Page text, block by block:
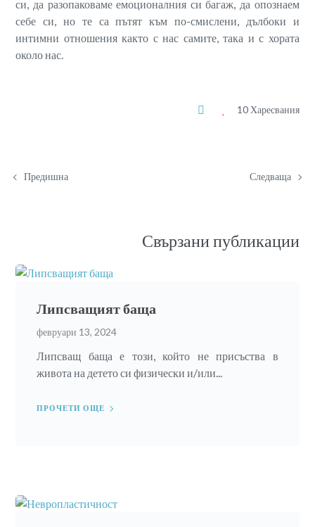
си, да разопаковаме емоционалния си багаж, да опознаем
себе си, но те са пътят към по-смислени, дълбоки и
интимни отношения както с нас самите, така и с хората
около нас.
10 Харесвания
Предишна Следваща
Свързани публикации
Липсващият баща
февруари 13, 2024
Липсващ баща е този, който не присъства в
живота на детето си физически и/или...
ПРОЧЕТИ ОЩЕ